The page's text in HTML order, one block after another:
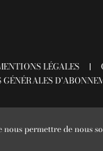
permettre de nous
LÉGALES